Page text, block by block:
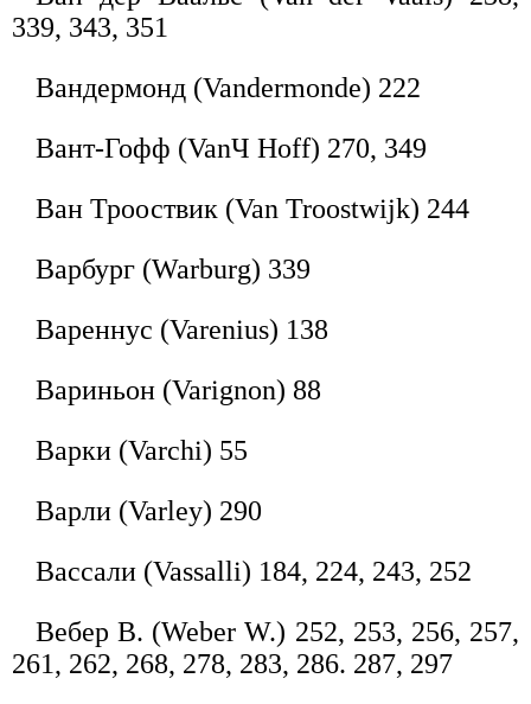
339, 343, 351
Вандермонд (Vandermonde) 222
Вант-Гофф (VanЧ Hoff) 270, 349
Ван Трооствик (Van Troostwijk) 244
Варбург (Warburg) 339
Вареннус (Varenius) 138
Вариньон (Varignon) 88
Варки (Varchi) 55
Варли (Varley) 290
Вассали (Vassalli) 184, 224, 243, 252
Вебер В. (Weber W.) 252, 253, 256, 257,
261, 262, 268, 278, 283, 286. 287, 297